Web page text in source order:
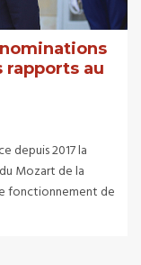
nominations
rapports au
depuis 2017 la
Mozart de la
fonctionnement de